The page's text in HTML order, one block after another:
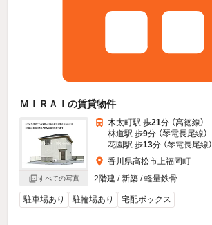
ＭＩＲＡＩの賃貸物件
すべての写真
木太町駅 歩21分 （高徳線）
林道駅 歩9分 （琴電長尾線）
花園駅 歩13分 （琴電長尾線）
香川県高松市上福岡町
2階建 / 新築 / 軽量鉄骨
駐車場あり 駐輪場あり 宅配ボックス